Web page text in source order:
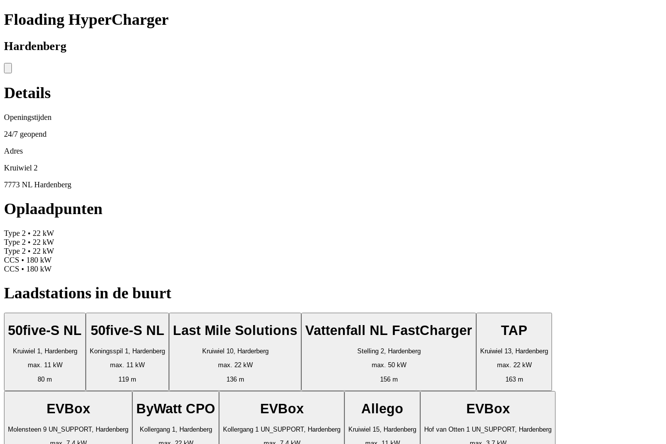
Floading HyperCharger
Hardenberg
Details
Openingstijden
24/7 geopend
Adres
Kruiwiel 2
7773 NL Hardenberg
Oplaadpunten
Type 2 • 22 kW
Type 2 • 22 kW
Type 2 • 22 kW
CCS • 180 kW
CCS • 180 kW
Laadstations in de buurt
50five-S NL
Kruiwiel 1, Hardenberg
max. 11 kW
80 m
50five-S NL
Koningsspil 1, Hardenberg
max. 11 kW
119 m
Last Mile Solutions
Kruiwiel 10, Harderberg
max. 22 kW
136 m
Vattenfall NL FastCharger
Stelling 2, Hardenberg
max. 50 kW
156 m
TAP
Kruiwiel 13, Hardenberg
max. 22 kW
163 m
EVBox
Molensteen 9 UN_SUPPORT, Hardenberg
ByWatt CPO
Kollergang 1, Hardenberg
EVBox
Kollergang 1 UN_SUPPORT, Hardenberg
Allego
Kruiwiel 15, Hardenberg
EVBox
Hof van Otten 1 UN_SUPPORT, Hardenberg